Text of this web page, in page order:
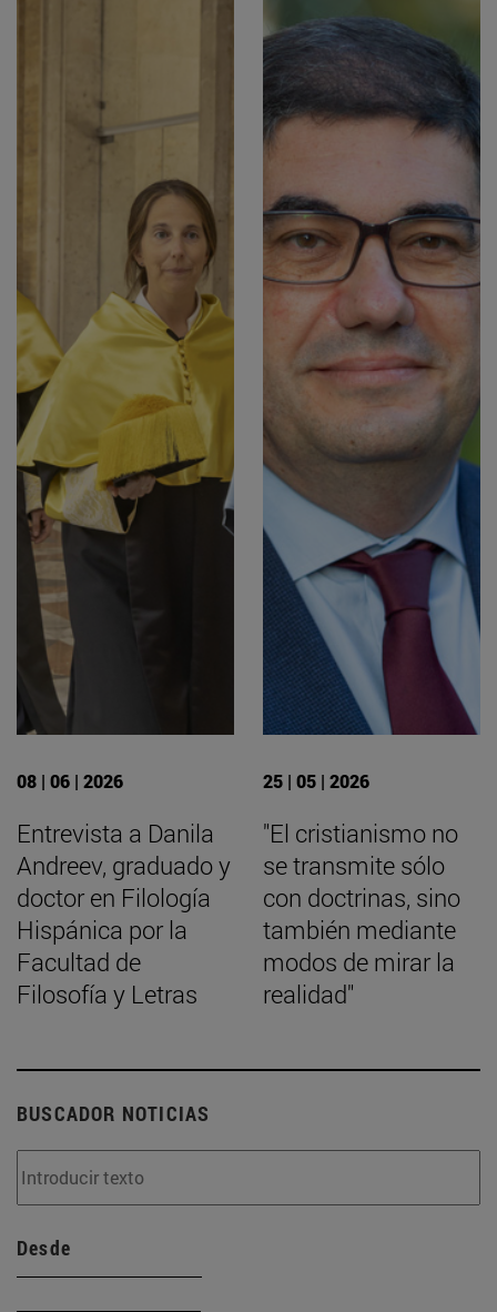
08 | 06 | 2026
Entrevista a Danila
Andreev, graduado y
doctor en Filología
Hispánica por la
Facultad de
Filosofía y Letras
25 | 05 | 2026
"El cristianismo no
se transmite sólo
con doctrinas, sino
también mediante
modos de mirar la
realidad"
BUSCADOR NOTICIAS
Desde